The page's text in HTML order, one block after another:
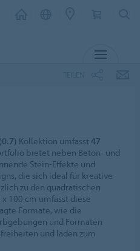
Kollektion umfasst47
bietet neben Beton- und
Stein-Effekte und
die sich ideal für kreative
zu den quadratischen
100 cm umfasst diese
Formate, wie die
und Formaten
und laden zum